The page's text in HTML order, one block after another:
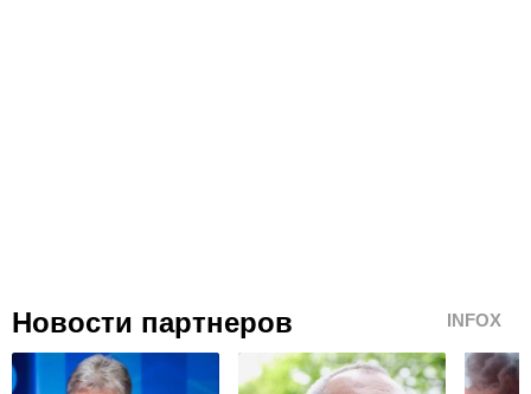
Новости партнеров INFOX